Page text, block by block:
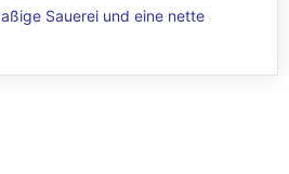
Sauerei und eine nette